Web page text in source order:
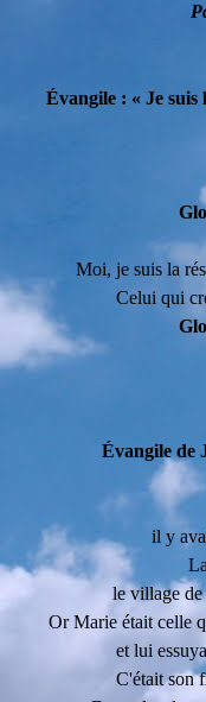
Évangile : « Je
Moi, je suis la
Celui qui
Évangile de
il y
le village
Or Marie était celle
et lui
C'était son